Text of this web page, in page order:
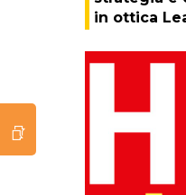
in ottica